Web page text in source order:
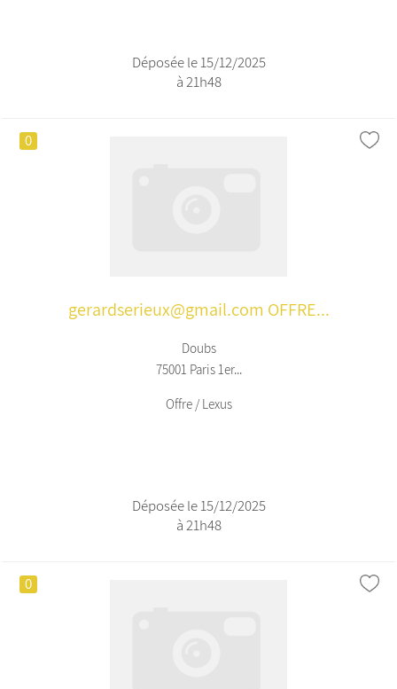
Déposée le 15/12/2025
à 21h48
0
gerardserieux@gmail.com OFFRE...
Doubs
75001 Paris 1er...
Offre / Lexus
Déposée le 15/12/2025
à 21h48
0